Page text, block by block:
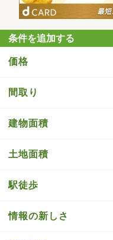
条件を追加する
価格
間取り
建物面積
土地面積
駅徒歩
情報の新しさ